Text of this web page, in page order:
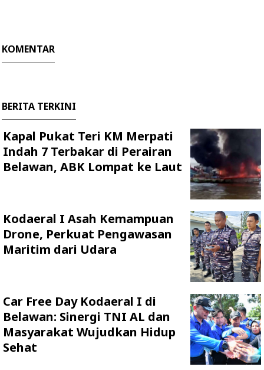
KOMENTAR
BERITA TERKINI
Kapal Pukat Teri KM Merpati
Indah 7 Terbakar di Perairan
Belawan, ABK Lompat ke Laut
Kodaeral I Asah Kemampuan
Drone, Perkuat Pengawasan
Maritim dari Udara
Car Free Day Kodaeral I di
Belawan: Sinergi TNI AL dan
Masyarakat Wujudkan Hidup
Sehat